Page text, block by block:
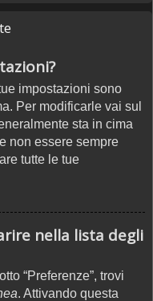
impostazioni sono
Per modificarle vai sul
sta in cima
non essere sempre
tutte le tue
nella lista degli
“Preferenze”, trovi
. Attivando questa